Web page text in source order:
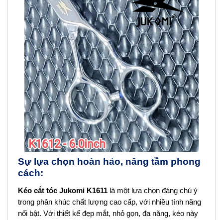
Sự lựa chọn hoàn hảo, nâng tầm phong
cách:
Kéo cắt tóc Jukomi K1611 là một lựa chọn đáng chú ý
trong phân khúc chất lượng cao cấp, với nhiều tính năng
nổi bật. Với thiết kế đẹp mắt, nhỏ gọn, đa năng, kéo này